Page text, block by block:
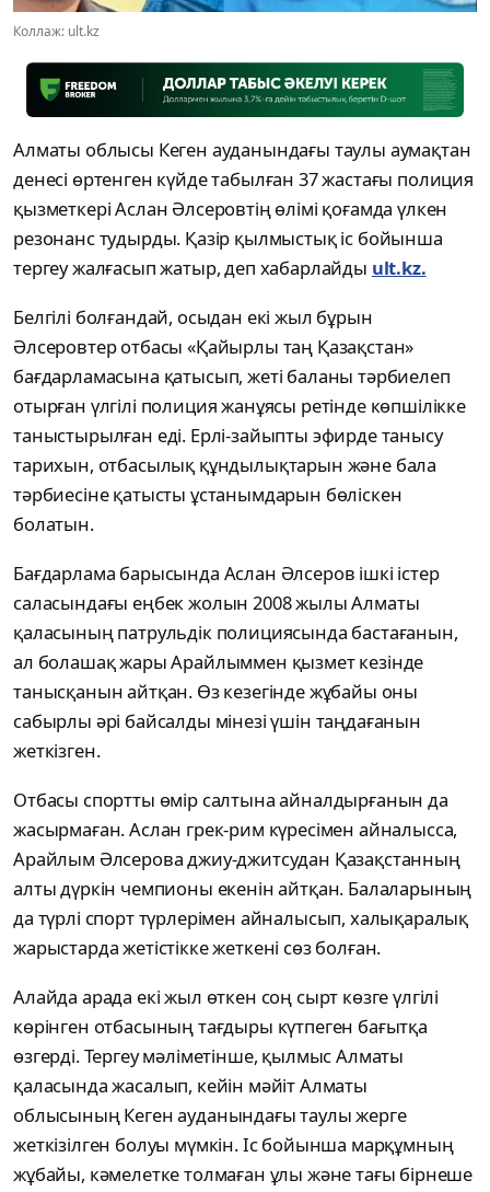
Коллаж: ult.kz
Алматы облысы Кеген ауданындағы таулы аумақтан
денесі өртенген күйде табылған 37 жастағы полиция
қызметкері Аслан Әлсеровтің өлімі қоғамда үлкен
резонанс тудырды. Қазір қылмыстық іс бойынша
тергеу жалғасып жатыр, деп хабарлайды ult.kz.
Белгілі болғандай, осыдан екі жыл бұрын
Әлсеровтер отбасы «Қайырлы таң Қазақстан»
бағдарламасына қатысып, жеті баланы тәрбиелеп
отырған үлгілі полиция жанұясы ретінде көпшілікке
таныстырылған еді. Ерлі-зайыпты эфирде танысу
тарихын, отбасылық құндылықтарын және бала
тәрбиесіне қатысты ұстанымдарын бөліскен
болатын.
Бағдарлама барысында Аслан Әлсеров ішкі істер
саласындағы еңбек жолын 2008 жылы Алматы
қаласының патрульдік полициясында бастағанын,
ал болашақ жары Арайлыммен қызмет кезінде
танысқанын айтқан. Өз кезегінде жұбайы оны
сабырлы әрі байсалды мінезі үшін таңдағанын
жеткізген.
Отбасы спортты өмір салтына айналдырғанын да
жасырмаған. Аслан грек-рим күресімен айналысса,
Арайлым Әлсерова джиу-джитсудан Қазақстанның
алты дүркін чемпионы екенін айтқан. Балаларының
да түрлі спорт түрлерімен айналысып, халықаралық
жарыстарда жетістікке жеткені сөз болған.
Алайда арада екі жыл өткен соң сырт көзге үлгілі
көрінген отбасының тағдыры күтпеген бағытқа
өзгерді. Тергеу мәліметінше, қылмыс Алматы
қаласында жасалып, кейін мәйіт Алматы
облысының Кеген ауданындағы таулы жерге
жеткізілген болуы мүмкін. Іс бойынша марқұмның
жұбайы, кәмелетке толмаған ұлы және тағы бірнеше